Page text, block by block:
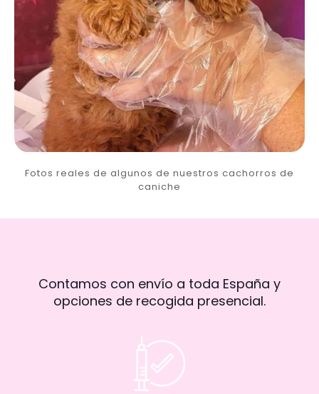
Fotos reales de algunos de nuestros cachorros de
caniche
Contamos con envío a toda España y
opciones de recogida presencial.